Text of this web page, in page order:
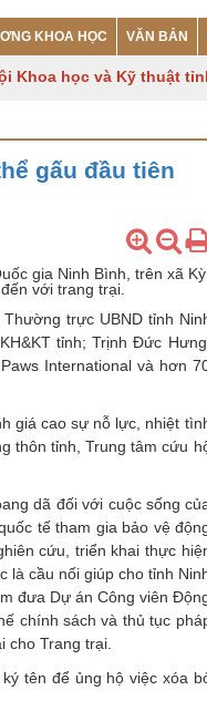
KHOA HỌC VĂN BẢN
học và Kỹ thuật tỉnh
gấu đầu tiên
gia Ninh Bình, trên xã Kỳ
với trang trại.
trực UBND tỉnh
tỉnh; Trịnh Đức Hưng,
International và hơn
giá cao sự nỗ lực, nhiệt
thôn tỉnh, Trung tâm cứu
dã đối với cuộc sống
tế tham gia bảo vệ
cứu, triển khai thực
là cầu nối giúp cho tỉnh
đưa Dự án Công viên
chính sách và thủ tục
cho Trang trại.
tên để ủng hộ việc xóa